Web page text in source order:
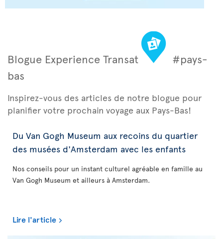
Blogue Experience Transat
#pays-
bas
Inspirez-vous des articles de notre blogue pour
planifier votre prochain voyage aux Pays-Bas!
Du Van Gogh Museum aux recoins du quartier
des musées d'Amsterdam avec les enfants
Nos conseils pour un instant culturel agréable en famille au
Van Gogh Museum et ailleurs à Amsterdam.
Lire l'article